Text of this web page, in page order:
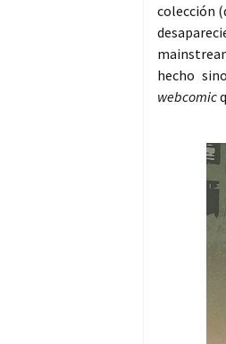
colección
hecho
webcomic